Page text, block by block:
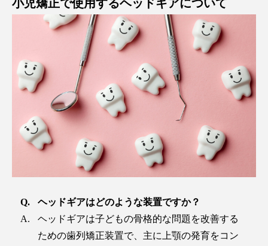
小児矯正で使用するヘッドギアについて
ヘッドギアはどのような装置ですか？
ヘッドギアは子どもの骨格的な問題を改善する
ための歯列矯正装置で、主に上顎の発育をコン